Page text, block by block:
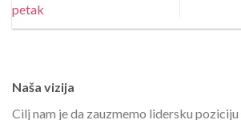
petak
Naša vizija
Cilj nam je da zauzmemo lidersku poziciju